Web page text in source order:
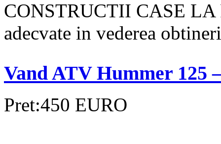
CONSTRUCTII CASE
adecvate in vederea
Vand ATV Hummer 125
Pret:450 EURO